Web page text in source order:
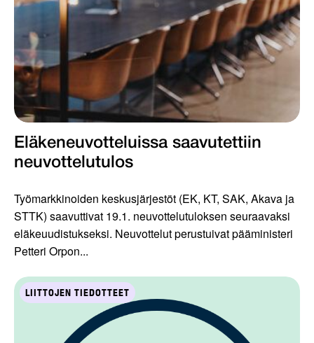
Eläkeneuvotteluissa saavutettiin
neuvottelutulos
Työmarkkinoiden keskusjärjestöt (EK, KT, SAK, Akava ja
STTK) saavuttivat 19.1. neuvottelutuloksen seuraavaksi
eläkeuudistukseksi. Neuvottelut perustuivat pääministeri
Petteri Orpon...
LIITTOJEN TIEDOTTEET